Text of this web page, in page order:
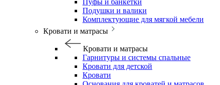
Пуфы и банкетки
Подушки и валики
Комплектующие для мягкой мебели
Кровати и матрасы
Кровати и матрасы
Гарнитуры и системы спальные
Кровати для детской
Кровати